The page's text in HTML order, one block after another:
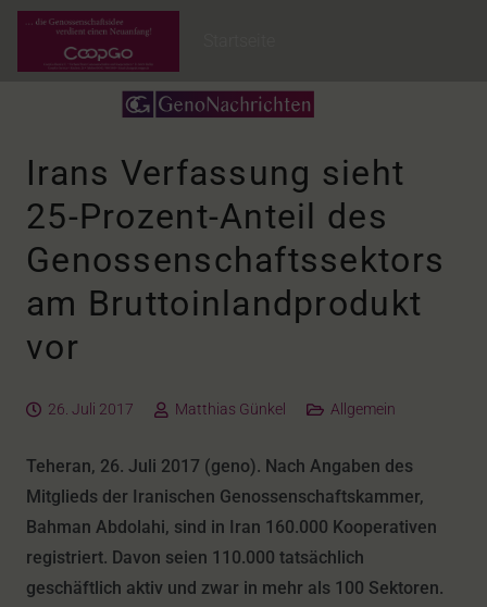
Irans Verfassung sieht
25-Prozent-Anteil des
Genossenschaftssektors
am Bruttoinlandprodukt
vor
26. Juli 2017 Matthias Günkel Allgemein
Teheran, 26. Juli 2017 (geno). Nach Angaben des
Mitglieds der Iranischen Genossenschaftskammer,
Bahman Abdolahi, sind in Iran 160.000 Kooperativen
registriert. Davon seien 110.000 tatsächlich
geschäftlich aktiv und zwar in mehr als 100 Sektoren.